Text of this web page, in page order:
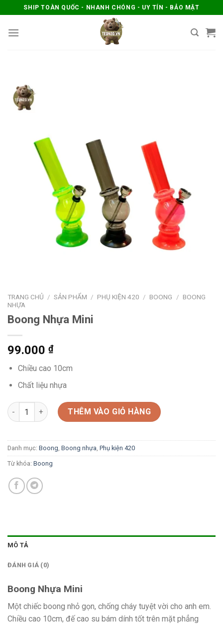
to
content
SHIP TOÀN QUỐC - NHANH CHÓNG - UY TÍN - BẢO MẬT
TRANG CHỦ / SẢN PHẨM / PHỤ KIỆN 420 / BOONG / BOONG
NHỰA
Boong Nhựa Mini
99.000 ₫
Chiều cao 10cm
Chất liệu nhựa
Boong Nhựa Mini số lượngTHÊM VÀO GIỎ HÀNG
Danh mục: Boong, Boong nhựa, Phụ kiện 420
Từ khóa: Boong
MÔ TẢ
ĐÁNH GIÁ (0)
Boong Nhựa Mini
Một chiếc boong nhỏ gọn, chống cháy tuyệt vời cho anh em.
Chiều cao 10cm, đế cao su bám dính tốt trên mặt phẳng